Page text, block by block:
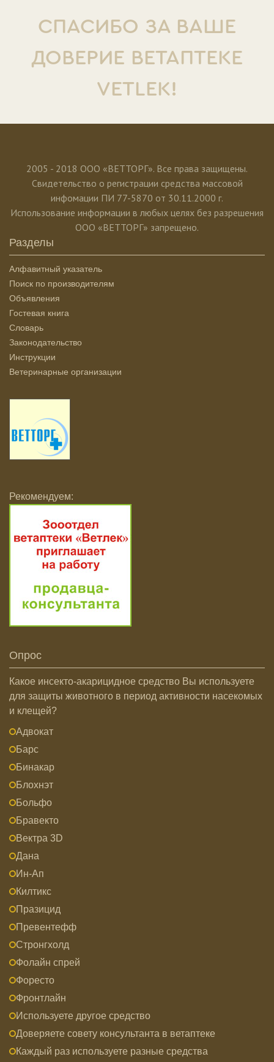
СПАСИБО ЗА ВАШЕ
ДОВЕРИЕ ВЕТАПТЕКЕ
VETLEK!
2005 - 2018 ООО «ВЕТТОРГ». Все права защищены.
Свидетельство о регистрации средства массовой
инфомации ПИ 77-5870 от 30.11.2000 г.
Использование информации в любых целях без разрешения
ООО «ВЕТТОРГ» запрещено.
Разделы
Алфавитный указатель
Поиск по производителям
Объявления
Гостевая книга
Словарь
Законодательство
Инструкции
Ветеринарные организации
Рекомендуем:
Опрос
Какое инсекто-акарицидное средство Вы используете
для защиты животного в период активности насекомых
и клещей?
Адвокат
Барс
Бинакар
Блохнэт
Больфо
Бравекто
Вектра 3D
Дана
Ин-Ап
Килтикс
Празицид
Превентефф
Стронгхолд
Фолайн спрей
Форесто
Фронтлайн
Используете другое средство
Доверяете совету консультанта в ветаптеке
Каждый раз используете разные средства